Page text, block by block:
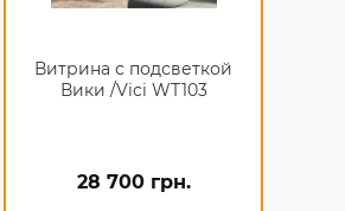
Витрина с подсветкой
Вики /Vici WT103
28 700 грн.